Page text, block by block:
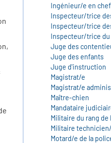
Ingénieur/e en
Inspecteur/trice
Inspecteur/trice
Inspecteur/trice du
Juge des
Juge des enfants
Juge d'instruction
Magistrat/e
Magistrat/e
Maître-chien
Mandataire
Militaire du rang de
Militaire
Motard/e de la